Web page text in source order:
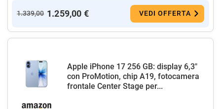
1.339,00 1.259,00 € VEDI OFFERTA
Apple iPhone 17 256 GB: display 6,3"
con ProMotion, chip A19, fotocamera
frontale Center Stage per...